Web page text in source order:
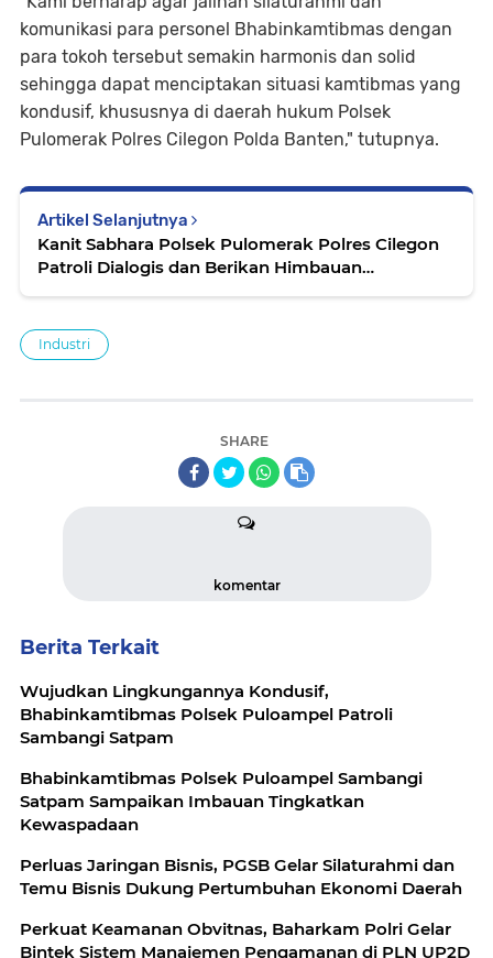
komunikasi para personel Bhabinkamtibmas dengan
para tokoh tersebut semakin harmonis dan solid
sehingga dapat menciptakan situasi kamtibmas yang
kondusif, khususnya di daerah hukum Polsek
Pulomerak Polres Cilegon Polda Banten," tutupnya.
Artikel Selanjutnya
Kanit Sabhara Polsek Pulomerak Polres Cilegon
Patroli Dialogis dan Berikan Himbauan
Industri
SHARE
komentar
Berita Terkait
Wujudkan Lingkungannya Kondusif,
Bhabinkamtibmas Polsek Puloampel Patroli
Sambangi Satpam
Bhabinkamtibmas Polsek Puloampel Sambangi
Satpam Sampaikan Imbauan Tingkatkan
Kewaspadaan
Perluas Jaringan Bisnis, PGSB Gelar Silaturahmi dan
Temu Bisnis Dukung Pertumbuhan Ekonomi Daerah
Perkuat Keamanan Obvitnas, Baharkam Polri Gelar
Bintek Sistem Manajemen Pengamanan di PLN UP2D